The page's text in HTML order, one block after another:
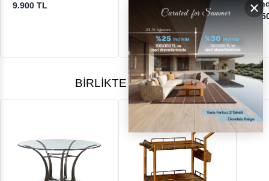
9.900 TL
BIRLIKTE ALINANLAR
×